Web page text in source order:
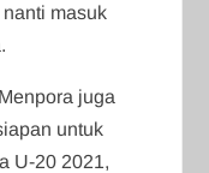
masuk
juga
untuk
U-20 2021,